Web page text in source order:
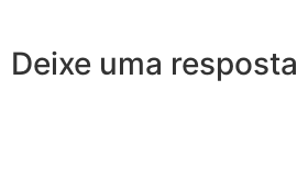
Deixe uma resposta